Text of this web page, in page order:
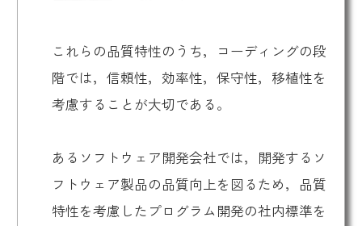
これらの品質特性のうち，コーディングの段
階では，信頼性，効率性，保守性，移植性を
考慮することが大切である。
あるソフトウェア開発会社では，開発するソ
フトウェア製品の品質向上を図るため，品質
特性を考慮したプログラム開発の社内標準を